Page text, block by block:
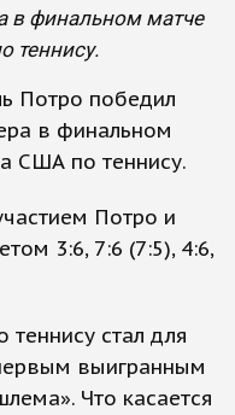
в финальном матче
теннису.
Потро победил
в финальном
США по теннису.
Потро и
3:6, 7:6 (7:5), 4:6,
стал для
выигранным
Что касается